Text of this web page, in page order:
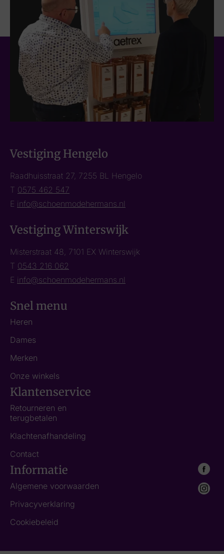
Vestiging Hengelo
Raadhuisstraat 27, 7255 BL Hengelo
T 0575 462 547
E info@schoenmodehermans.nl
Vestiging Winterswijk
Misterstraat 48, 7101 EX Winterswijk
T 0543 216 062
E info@schoenmodehermans.nl
Snel menu
Heren
Dames
Merken
Onze winkels
Klantenservice
Retourneren en
terugbetalen
Klachtenafhandeling
Contact
Informatie
Algemene voorwaarden
Privacyverklaring
Cookiebeleid